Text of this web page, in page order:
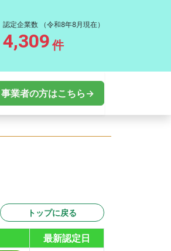
認定企業数 （令和8年8月現在）
4,309 件
事業者の方はこちら→
トップに戻る
最新認定日